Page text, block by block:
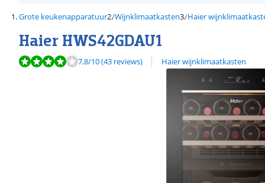
Grote keukenapparatuur Wijnklimaatkasten Haier
Haier HWS42GDAU1
Beoordeling is 7,8 van de 10, gebaseerd op 43 reviews.
7,8/10(43 reviews)
Bekijk alle Haier wijnklimaatkasten